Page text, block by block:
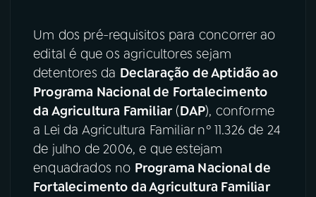
Um dos pré-requisitos para concorrer ao
edital é que os agricultores sejam
detentores da Declaração de Aptidão ao
Programa Nacional de Fortalecimento
da Agricultura Familiar(DAP), conforme
a Lei da Agricultura Familiar nº 11.326 de 24
de julho de 2006, e que estejam
enquadrados no Programa Nacional de
Fortalecimento da Agricultura Familiar